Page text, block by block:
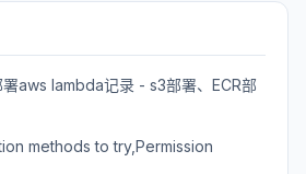
aws lambda记录 - s3部署、ECR部
methods to try,Permission